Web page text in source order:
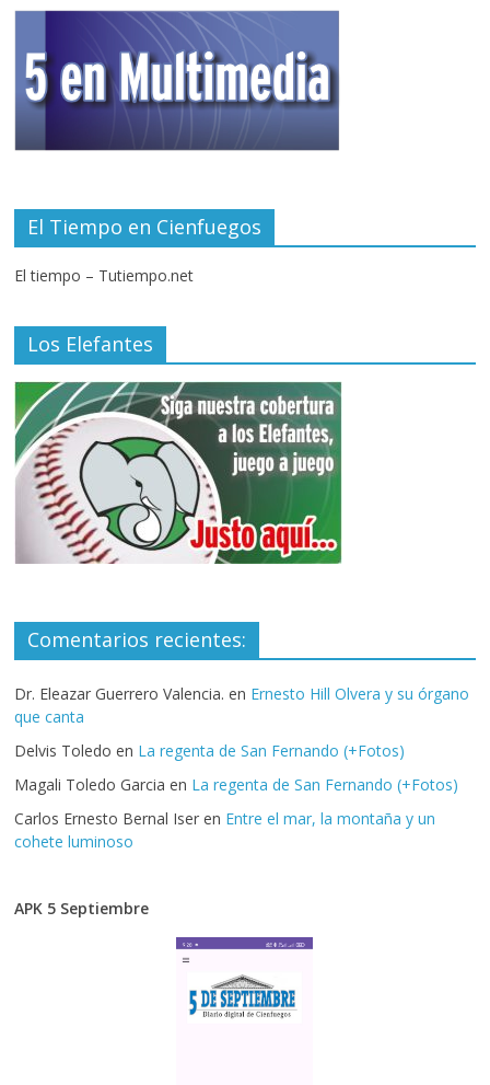
El Tiempo en Cienfuegos
El tiempo – Tutiempo.net
Los Elefantes
Comentarios recientes:
Dr. Eleazar Guerrero Valencia. en Ernesto Hill Olvera y su órgano
que canta
Delvis Toledo en La regenta de San Fernando (+Fotos)
Magali Toledo Garcia en La regenta de San Fernando (+Fotos)
Carlos Ernesto Bernal Iser en Entre el mar, la montaña y un
cohete luminoso
APK 5 Septiembre